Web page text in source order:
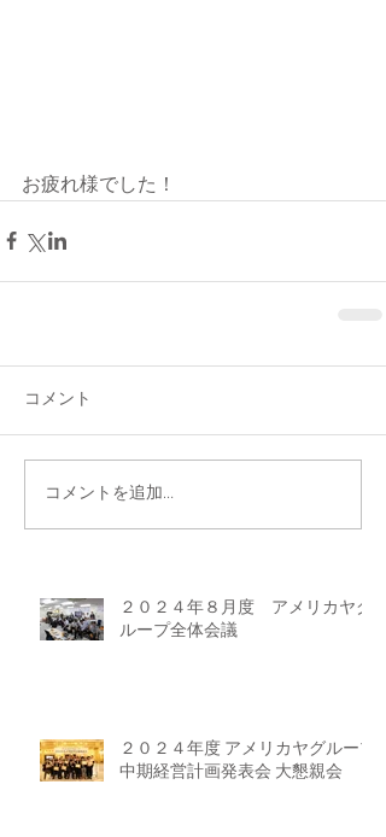
お疲れ様でした！
コメント
コメントを追加…
２０２４年８月度 アメリカヤグ
ループ全体会議
２０２４年度 アメリカヤグループ
中期経営計画発表会 大懇親会